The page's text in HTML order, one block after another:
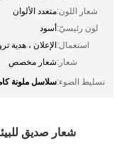
شعار اللون:متعدد الألوان
لون رئيسيّ:أسود
استعمال:الإعلان ، هدية
شعار:شعار مخصص
تسليط الضوء:سلاسل ملونة
شعار صديق